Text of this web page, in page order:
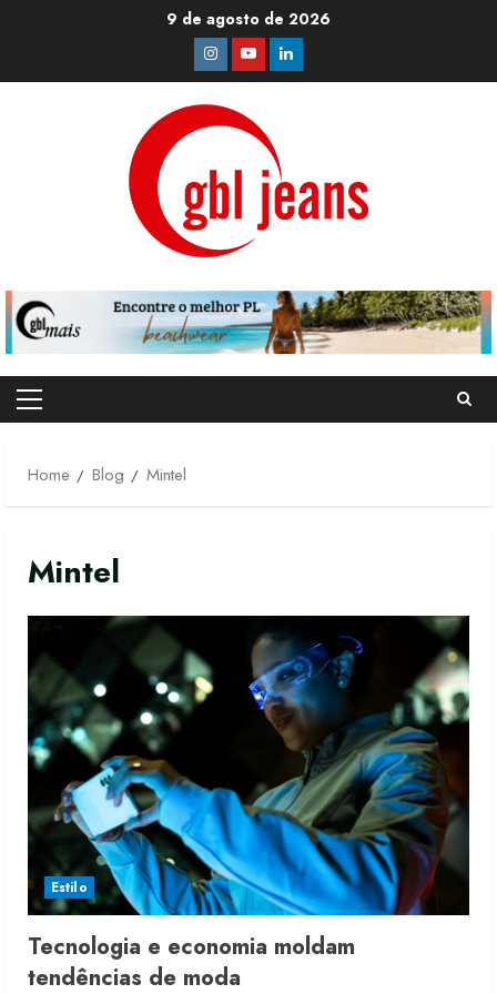
9 de agosto de 2026
Instagram
YoutubeLinkedin
Primary
Home
Blog Mintel
Mintel
Estilo
Tecnologia e economia moldam
tendências de moda